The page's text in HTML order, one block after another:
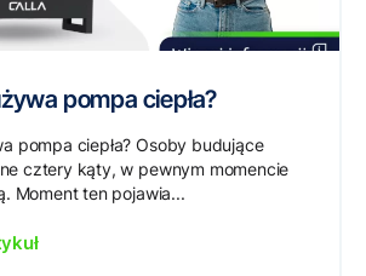
pompa ciepła?
pompa ciepła? Osoby budujące
cztery kąty, w pewnym momencie
Moment ten pojawia...